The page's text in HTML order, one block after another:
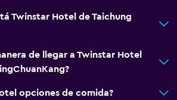
planta baja
Twinstar Hotel de Taichung
de llegar a Twinstar Hotel
opciones de comida?